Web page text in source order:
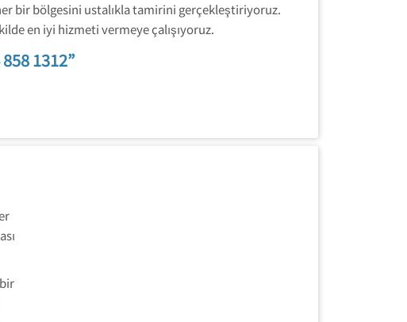
bir bölgesini ustalıkla tamirini gerçekleştiriyoruz.
en iyi hizmeti vermeye çalışıyoruz.
1312”